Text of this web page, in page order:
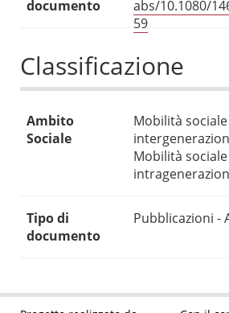
documento
abs/10.1080/
59
Classificazione
Ambito
Sociale
Mobilità sociale
Mobilità sociale
Tipo di
documento
Pubblicazioni -